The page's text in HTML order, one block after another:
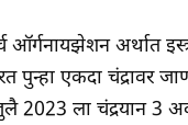
ऑर्गनायझेशन अर्थात
एकदा चंद्रावर
2023 ला चंद्रयान 3